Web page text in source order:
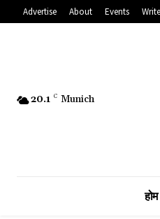
Advertise About Events
20.1 C Munich
होम